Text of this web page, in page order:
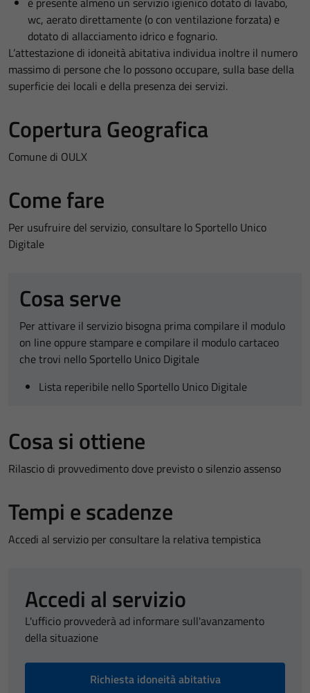
wc, aerato direttamente (o con ventilazione forzata) e
dotato di allacciamento idrico e fognario.
L’attestazione di idoneità abitativa individua inoltre il numero
massimo di persone che lo possono occupare, sulla base della
superficie dei locali e della presenza dei servizi.
Copertura Geografica
Comune di OULX
Come fare
Per usufruire del servizio, consultare lo Sportello Unico
Digitale
Cosa serve
Per attivare il servizio bisogna prima compilare il modulo
on line oppure stampare e compilare il modulo cartaceo
che trovi nello Sportello Unico Digitale
Lista reperibile nello Sportello Unico Digitale
Cosa si ottiene
Rilascio di provvedimento dove previsto o silenzio assenso
Tempi e scadenze
Accedi al servizio per consultare la relativa tempistica
Accedi al servizio
L'ufficio provvederà ad informare sull'avanzamento
della situazione
Richiesta idoneità abitativa